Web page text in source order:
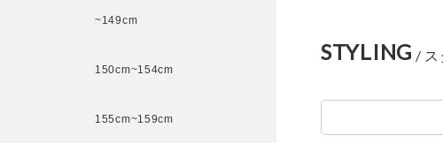
LADIES
~149cm
150cm~154cm
155cm~159cm
STYLING